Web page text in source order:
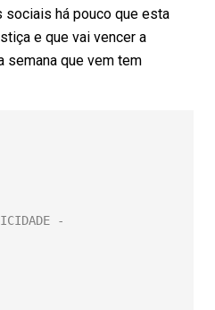
sociais há pouco que esta
e que vai vencer a
semana que vem tem